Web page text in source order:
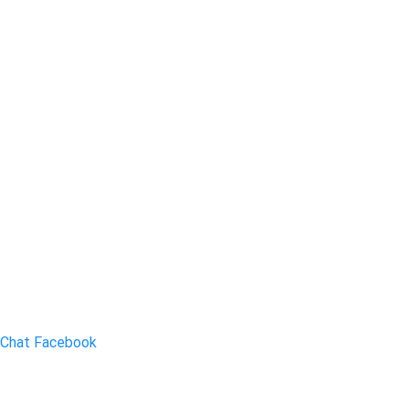
Chat Facebook